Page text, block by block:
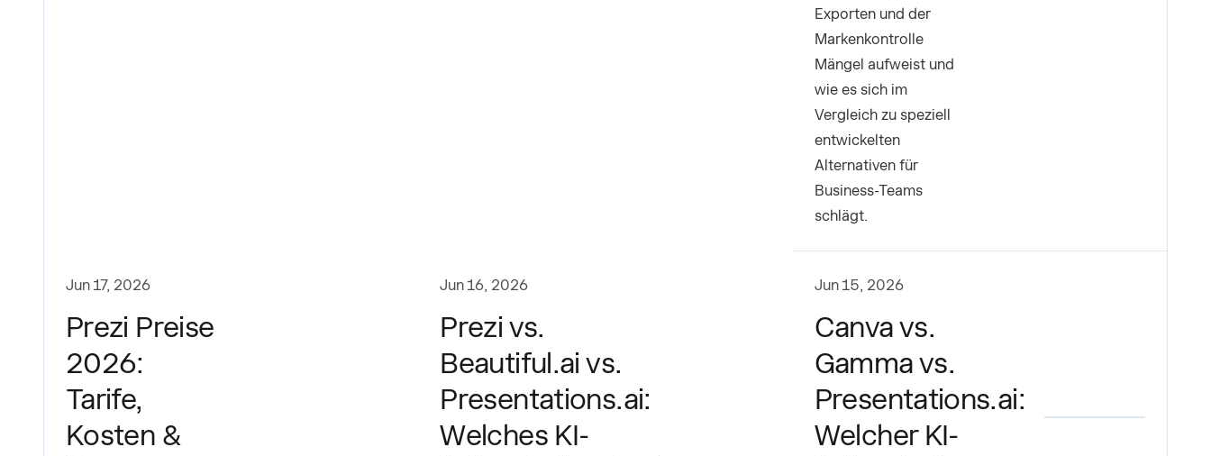
Exporten und der
Markenkontrolle
Mängel aufweist und
wie es sich im
Vergleich zu speziell
entwickelten
Alternativen für
Business-Teams
schlägt.
Jun 17, 2026
Prezi Preise
2026:
Tarife,
Kosten &
Jun 16, 2026
Prezi vs.
Beautiful.ai vs.
Presentations.ai:
Welches KI-
Jun 15, 2026
Canva vs.
Gamma vs.
Presentations.ai:
Welcher KI-